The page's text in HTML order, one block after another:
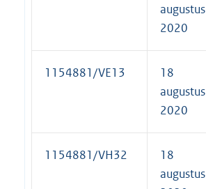
augustus
2020
1154881/VE13
18
augustus
2020
1154881/VH32
18
augustus